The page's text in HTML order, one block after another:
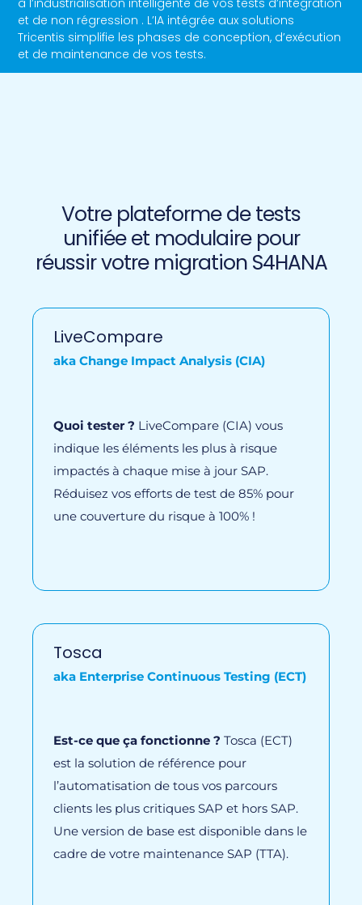
et de non régression . L’IA intégrée aux solutions
Tricentis simplifie les phases de conception, d’exécution
et de maintenance de vos tests.
Votre plateforme de tests
unifiée et modulaire pour
réussir votre migration S4HANA
LiveCompare
aka Change Impact Analysis (CIA)
Quoi tester ? LiveCompare (CIA) vous
indique les éléments les plus à risque
impactés à chaque mise à jour SAP.
Réduisez vos efforts de test de 85% pour
une couverture du risque à 100% !
Tosca
aka Enterprise Continuous Testing (ECT)
Est-ce que ça fonctionne ? Tosca (ECT)
est la solution de référence pour
l’automatisation de tous vos parcours
clients les plus critiques SAP et hors SAP.
Une version de base est disponible dans le
cadre de votre maintenance SAP (TTA).